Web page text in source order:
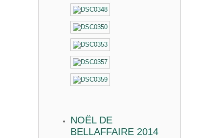
NOËL DE
BELLAFFAIRE 2014